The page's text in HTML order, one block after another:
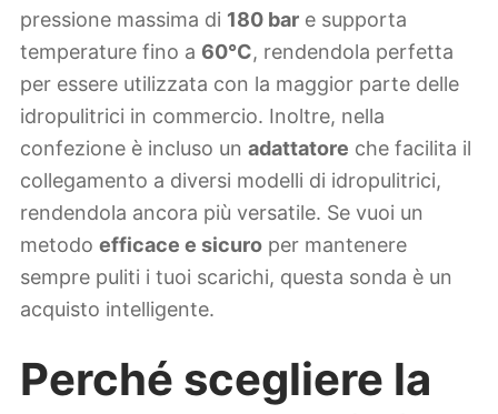
pressione massima di 180 bar e supporta
temperature fino a 60°C, rendendola perfetta
per essere utilizzata con la maggior parte delle
idropulitrici in commercio. Inoltre, nella
confezione è incluso un adattatore che facilita il
collegamento a diversi modelli di idropulitrici,
rendendola ancora più versatile. Se vuoi un
metodo efficace e sicuro per mantenere
sempre puliti i tuoi scarichi, questa sonda è un
acquisto intelligente.
Perché scegliere la